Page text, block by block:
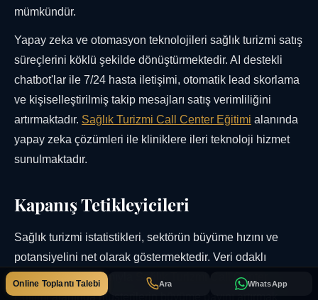
mümkündür.
Yapay zeka ve otomasyon teknolojileri sağlık turizmi satış
süreçlerini köklü şekilde dönüştürmektedir. AI destekli
chatbot'lar ile 7/24 hasta iletişimi, otomatik lead skorlama
ve kişiselleştirilmiş takip mesajları satış verimliliğini
artırmaktadır. Sağlık Turizmi Call Center Eğitimi alanında
yapay zeka çözümleri ile kliniklere ileri teknoloji hizmet
sunulmaktadır.
Kapanış Tetikleyicileri
Sağlık turizmi istatistikleri, sektörün büyüme hızını ve
potansiyelini net olarak göstermektedir. Veri odaklı
pazarlama yaklaşımıyla
Sağlık Turizmi Call Center
Eğitimialanında müşterilerin büyüme payını artırmak
Ara WhatsApp
Online Toplantı Talebi